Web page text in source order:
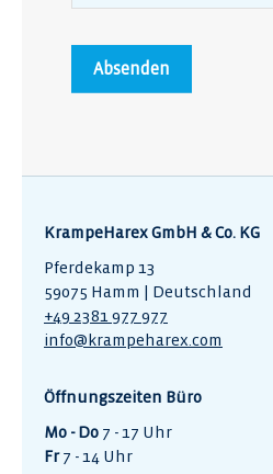
KrampeHarex GmbH & Co. KG
Pferdekamp 13
59075 Hamm | Deutschland
+49 2381 977 977
info@krampeharex.com
Öffnungszeiten Büro
Mo - Do 7 - 17 Uhr
Fr7 - 14 Uhr